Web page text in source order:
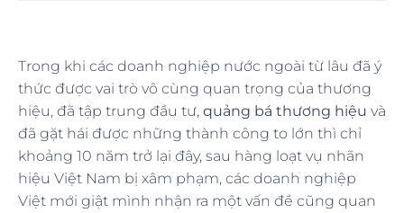
Trong khi các doanh nghiệp nước ngoài từ lâu đã ý
thức được vai trò vô cùng quan trọng của thương
hiệu, đã tập trung đầu tư, quảng bá thương hiệu và
đã gặt hái được những thành công to lớn thì chỉ
khoảng 10 năm trở lại đây, sau hàng loạt vụ nhãn
hiệu Việt Nam bị xâm phạm, các doanh nghiệp
Việt mới giật mình nhận ra một vấn đề cũng quan